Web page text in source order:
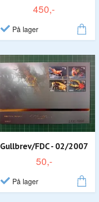
450,-
På lager
Gullbrev/FDC - 02/2007
50,-
På lager